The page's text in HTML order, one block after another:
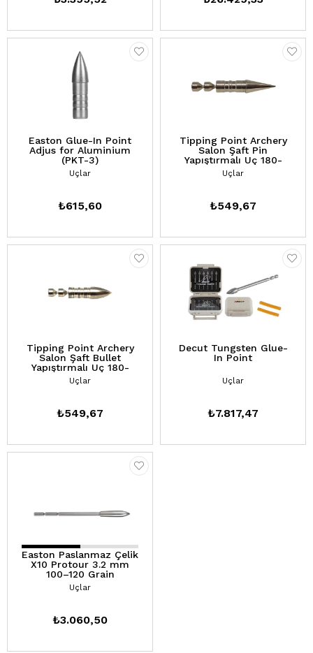
Easton Glue-In Point
Adjus for Aluminium
(PKT-3)
Uçlar
₺615,60
Tipping Point Archery
Salon Şaft Pin
Yapıştırmalı Uç 180-
200-220gr (PKT-3)
Uçlar
₺549,67
Tipping Point Archery
Salon Şaft Bullet
Yapıştırmalı Uç 180-
200-220gr (PKT-3)
Uçlar
₺549,67
Decut Tungsten Glue-
In Point
Uçlar
₺7.817,47
Easton Paslanmaz Çelik
X10 Protour 3.2 mm
100–120 Grain
Yapıştırmalı Uç (12 pkt)
Uçlar
₺3.060,50